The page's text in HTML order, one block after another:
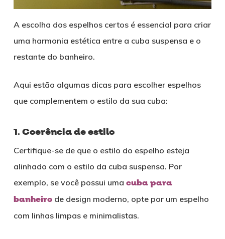
A escolha dos espelhos certos é essencial para criar
uma harmonia estética entre a cuba suspensa e o
restante do banheiro.
Aqui estão algumas dicas para escolher espelhos
que complementem o estilo da sua cuba:
1. Coerência de estilo
Certifique-se de que o estilo do espelho esteja
alinhado com o estilo da cuba suspensa. Por
exemplo, se você possui uma cuba para
banheirode design moderno, opte por um espelho
com linhas limpas e minimalistas.